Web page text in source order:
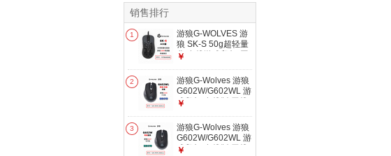
销售排行
1
游狼G-WOLVES 游
狼 SK-S 50g超轻量
化 有线游戏鼠标 原
￥
2
游狼G-Wolves 游狼
G602W/G602WL 游
戏鼠标 有线版/无线
模 原相3335 侧面亚
光磨砂
￥
3
游狼G-Wolves 游狼
G602W/G602WL 游
戏鼠标 有线版/无线
￥